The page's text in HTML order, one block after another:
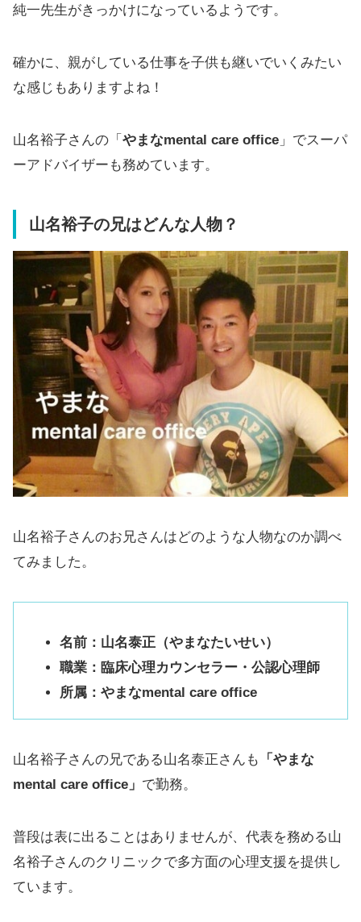
純一先生がきっかけになっているようです。
確かに、親がしている仕事を子供も継いでいくみたい
な感じもありますよね！
山名裕子さんの「 やまなmental care office 」でスーパ
ーアドバイザーも務めています。
山名裕子の兄はどんな人物？
山名裕子さんのお兄さんはどのような人物なのか調べ
てみました。
名前：山名泰正（やまなたいせい）
職業：臨床心理カウンセラー・公認心理師
所属：やまなmental care office
山名裕子さんの兄である山名泰正さんも
「やまな
mental care office」 で勤務。
普段は表に出ることはありませんが、代表を務める山
名裕子さんのクリニックで多方面の心理支援を提供し
ています。